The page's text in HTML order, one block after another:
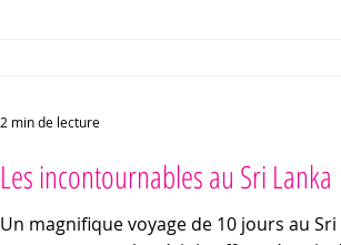
Les incontournables au Sri Lanka
Un magnifique voyage de 10 jours au Sri
2 min de lecture